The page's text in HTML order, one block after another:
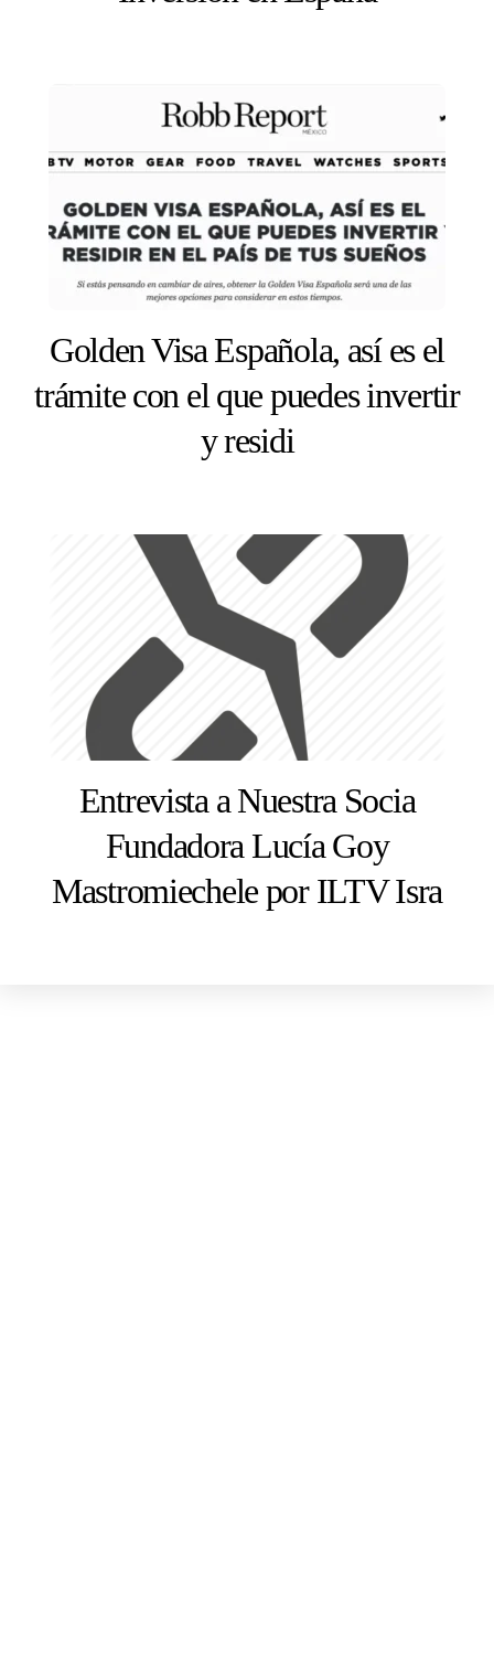
Golden Visa Española, así es el
trámite con el que puedes invertir
y residi
Entrevista a Nuestra Socia
Fundadora Lucía Goy
Mastromiechele por ILTV Isra